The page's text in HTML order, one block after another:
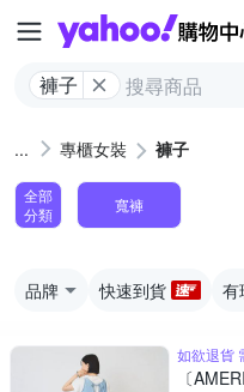
褲子
專櫃女裝 褲子
全部
分類
寬褲
品牌 快速到貨 有
如欲退貨
〔